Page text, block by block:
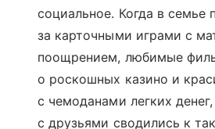
социальное. Когда в семье
за карточными играми с
поощрением, любимые
о роскошных казино и
с чемоданами легких
с друзьями сводились к